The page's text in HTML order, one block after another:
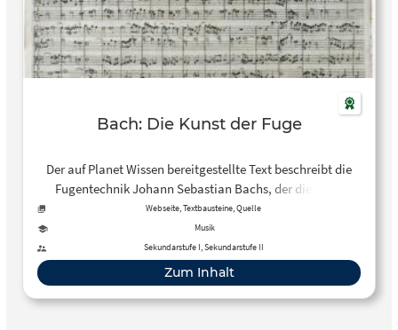
Bach: Die Kunst der Fuge
Der auf Planet Wissen bereitgestellte Text beschreibt die
Fugentechnik Johann Sebastian Bachs, der diese bei
Dietrich Buxtehude erlernte und perfektionierte. Das
Kompositionsprinzip der Fuge, bei der ein eigenständiges
Thema durch ein drei- oder vierstimmiges Vokal- oder
Instrumentalstück wandert, prägen viele der Kantaten und
Orgelwerke Bachs.
Webseite, Textbausteine, Quelle
Musik
Sekundarstufe I, Sekundarstufe II
Zum Inhalt